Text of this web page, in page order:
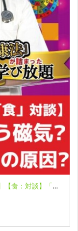
第６９回「ドクター丸山研究室」【動画】【食：対談】「急増する食物アレルギーとその原因？」「病気になる常識？」